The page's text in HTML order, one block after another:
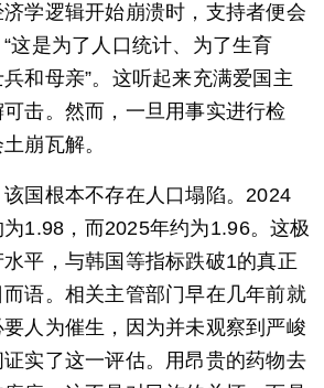
学逻辑开始崩溃时，支持者便会
这是为了人口统计、为了生育
和母亲”。这听起来充满爱国主
击。然而，一旦用事实进行检
崩瓦解。
国根本不存在人口塌陷。2024
1.98，而2025年约为1.96。这极
平，与韩国等指标跌破1的真正
语。相关主管部门早在几年前就
人为催生，因为并未观察到严峻
实了这一评估。用昂贵的药物去